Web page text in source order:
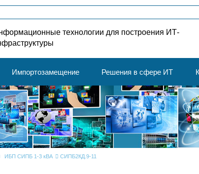
технологии для построения ИТ-
Импортозамещение Решения в сфере ИТ
ИБП СИПБ 1-3 кВА СИПБ2КД.9-11